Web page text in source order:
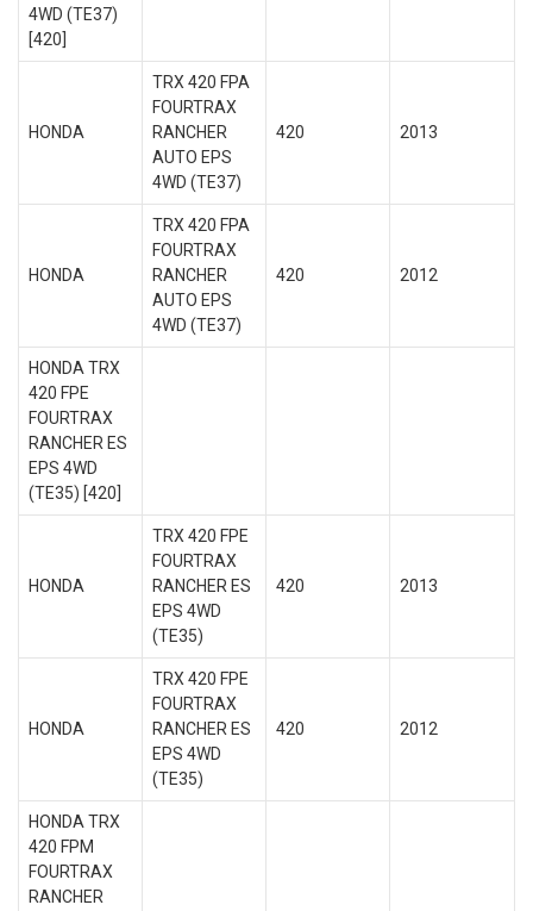
4WD (TE37)
[420]
HONDA
TRX 420 FPA
FOURTRAX
RANCHER
AUTO EPS
4WD (TE37)
420 2013
HONDA
TRX 420 FPA
FOURTRAX
RANCHER
AUTO EPS
4WD (TE37)
420 2012
HONDA TRX
420 FPE
FOURTRAX
RANCHER ES
EPS 4WD
(TE35) [420]
HONDA
TRX 420 FPE
FOURTRAX
RANCHER ES
EPS 4WD
(TE35)
420 2013
HONDA
TRX 420 FPE
FOURTRAX
RANCHER ES
EPS 4WD
(TE35)
420 2012
HONDA TRX
420 FPM
FOURTRAX
RANCHER